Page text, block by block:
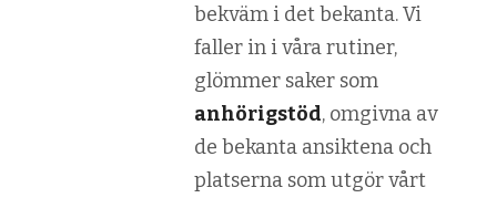
bekväm i det bekanta. Vi
faller in i våra rutiner,
glömmer saker som
anhörigstöd, omgivna av
de bekanta ansiktena och
platserna som utgör vårt